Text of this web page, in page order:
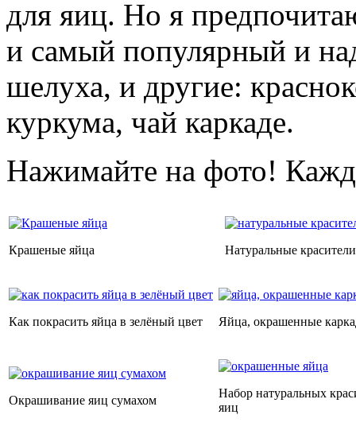
для яиц. Но я
и самый популярный и
шелуха, и другие:
куркума, чай каркаде.
Нажимайте на фото!
Крашеные яйца Натуральные
Как покрасить яйца в зелёный цвет Яйца, окрашенные
Окрашивание яиц сумахом
Набор натуральных
яиц